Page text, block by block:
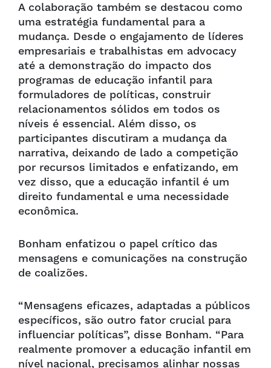
A colaboração também se destacou como
uma estratégia fundamental para a
mudança. Desde o engajamento de líderes
empresariais e trabalhistas em advocacy
até a demonstração do impacto dos
programas de educação infantil para
formuladores de políticas, construir
relacionamentos sólidos em todos os
níveis é essencial. Além disso, os
participantes discutiram a mudança da
narrativa, deixando de lado a competição
por recursos limitados e enfatizando, em
vez disso, que a educação infantil é um
direito fundamental e uma necessidade
econômica.
Bonham enfatizou o papel crítico das
mensagens e comunicações na construção
de coalizões.
“Mensagens eficazes, adaptadas a públicos
específicos, são outro fator crucial para
influenciar políticas”, disse Bonham. “Para
realmente promover a educação infantil em
nível nacional, precisamos alinhar nossas